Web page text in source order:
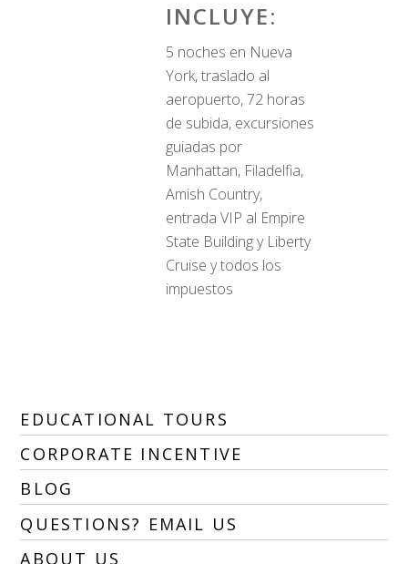
INCLUYE:
5 noches en Nueva
York, traslado al
aeropuerto, 72 horas
de subida, excursiones
guiadas por
Manhattan, Filadelfia,
Amish Country,
entrada VIP al Empire
State Building y Liberty
Cruise y todos los
impuestos
EDUCATIONAL TOURS
CORPORATE INCENTIVE
BLOG
QUESTIONS? EMAIL US
ABOUT US